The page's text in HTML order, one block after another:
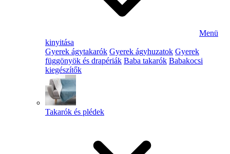
Menü
kinyitása
Gyerek ágytakarók Gyerek ágyhuzatok Gyerek
függönyök és drapériák Baba takarók Babakocsi
kiegészítők
Takarók és plédek